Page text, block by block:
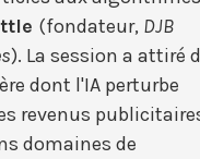
(fondateur, DJB
). La session a attiré
dont l'IA perturbe
revenus
domaines de